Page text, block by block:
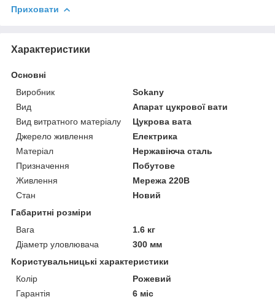
Приховати
Характеристики
Основні
Виробник
Sokany
Вид
Апарат цукрової вати
Вид витратного матеріалу
Цукрова вата
Джерело живлення
Електрика
Матеріал
Нержавіюча сталь
Призначення
Побутове
Живлення
Мережа 220В
Стан
Новий
Габаритні розміри
Вага
1.6 кг
Діаметр уловлювача
300 мм
Користувальницькі характеристики
Колір
Рожевий
Гарантія
6 міс